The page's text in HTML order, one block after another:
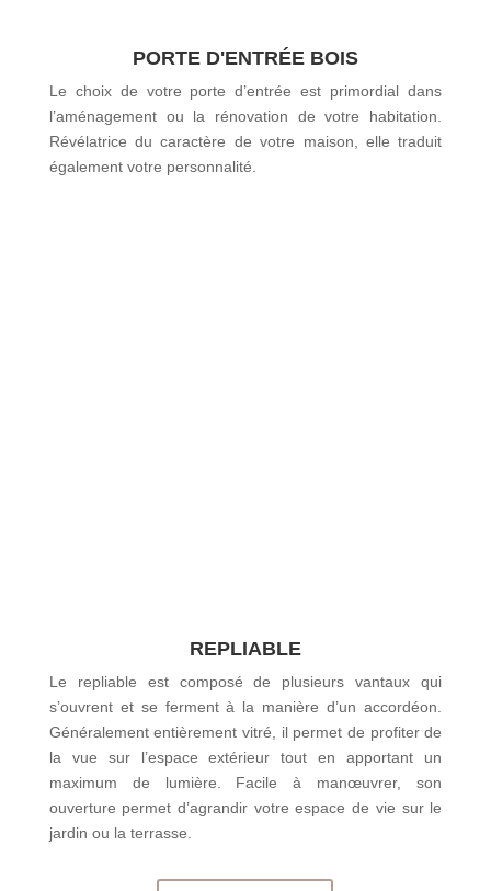
PORTE D'ENTRÉE BOIS
Le choix de votre porte d’entrée est primordial dans
l’aménagement ou la rénovation de votre habitation.
Révélatrice du caractère de votre maison, elle traduit
également votre personnalité.
REPLIABLE
Le repliable est composé de plusieurs vantaux qui
s’ouvrent et se ferment à la manière d’un accordéon.
Généralement entièrement vitré, il permet de profiter de
la vue sur l’espace extérieur tout en apportant un
maximum de lumière. Facile à manœuvrer, son
ouverture permet d’agrandir votre espace de vie sur le
jardin ou la terrasse.